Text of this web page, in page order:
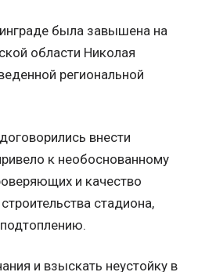
была завышена на
области Николая
региональной
внести
к необоснованному
и качество
стадиона,
и взыскать неустойку в